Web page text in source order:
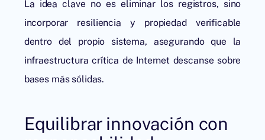
La idea clave no es eliminar los registros, sino
incorporar resiliencia y propiedad verificable
dentro del propio sistema, asegurando que la
infraestructura crítica de Internet descanse sobre
bases más sólidas.
Equilibrar innovación con